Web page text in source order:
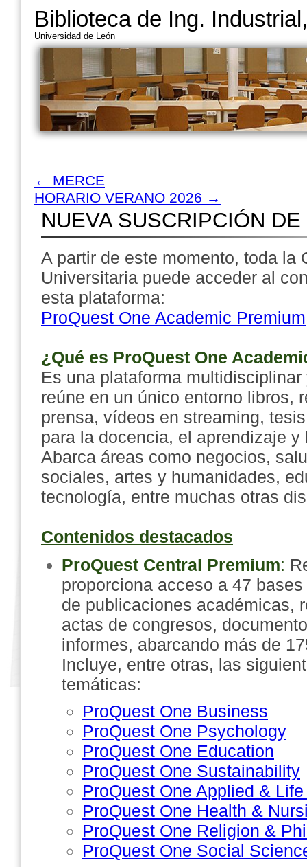
Biblioteca de Ing.
Universidad de León
← MERCE
HORARIO VERANO 2026 →
NUEVA SUSCRIPCIÓN
A partir de este momento, toda la
Universitaria puede acceder al
esta plataforma:
ProQuest One Academic Premium
¿Qué es ProQuest One
Es una plataforma multidisciplinar
reúne en un único entorno libros,
prensa, vídeos en streaming,
para la docencia, el aprendizaje
Abarca áreas como negocios,
sociales, artes y humanidades,
tecnología, entre muchas otras
Contenidos destacados
ProQuest Central Premium:
proporciona acceso a 47
de publicaciones académicas,
actas de congresos,
informes, abarcando más de
Incluye, entre otras, las
temáticas:
ProQuest One Business
ProQuest One Psychology
ProQuest One Education
ProQuest One Sustainability
ProQuest One Applied &
ProQuest One Health &
ProQuest One Religion &
ProQuest One Social